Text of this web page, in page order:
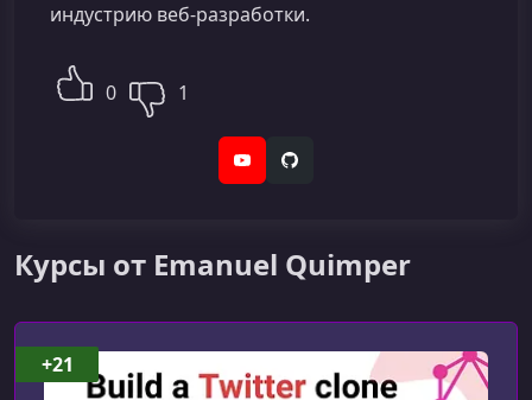
индустрию веб-разработки.
0 1
YouTubeGitHub
Курсы от Emanuel Quimper
+21